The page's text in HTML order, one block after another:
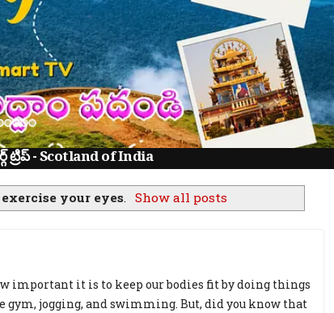
ట్రిప్ - Scotland of India
your eyes. Show all posts
important it is to keep our bodies fit by doing things
gym, jogging, and swimming. But, did you know that